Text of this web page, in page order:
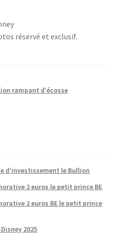
réservé et exclusif.
rampant d'écosse
d’investissement le Bullion
2 euros le petit prince BE
2 euros BE le petit prince
2025